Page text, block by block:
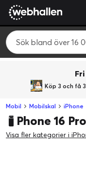
Köp 3 och få
Mobil Mobilskal iPhone
Phone 16
Visa fler kategorier i